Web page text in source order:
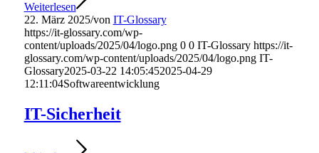
Weiterlesen
22. März 2025/von IT-Glossary
https://it-glossary.com/wp-
content/uploads/2025/04/logo.png 0 0 IT-Glossary https://it-
glossary.com/wp-content/uploads/2025/04/logo.png IT-
Glossary2025-03-22 14:05:452025-04-29
12:11:04Softwareentwicklung
IT-Sicherheit